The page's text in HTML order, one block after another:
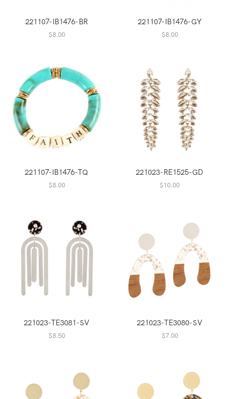
221107-IB1476-BR
$8.00
221107-IB1476-GY
$8.00
221107-IB1476-TQ
$8.00
221023-RE1525-GD
$10.00
221023-TE3081-SV
$8.50
221023-TE3080-SV
$7.00